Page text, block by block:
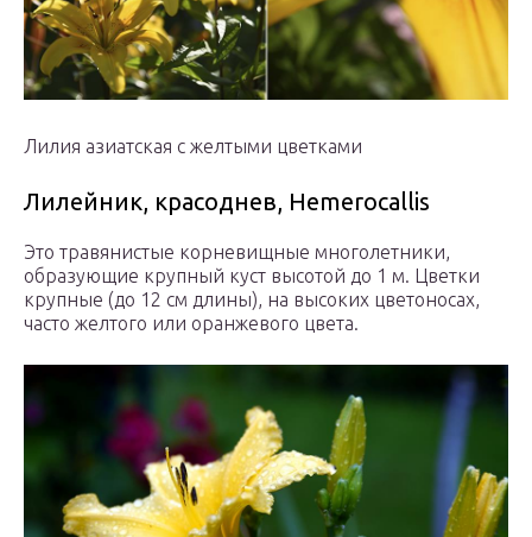
Лилия азиатская с желтыми цветками
Лилейник, красоднев, Hemerocallis
Это травянистые корневищные многолетники,
образующие крупный куст высотой до 1 м. Цветки
крупные (до 12 см длины), на высоких цветоносах,
часто желтого или оранжевого цвета.